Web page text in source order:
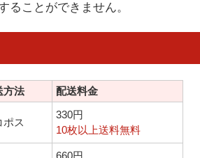
ることができません。
方法 配送料金
ポス
330円
10枚以上送料無料